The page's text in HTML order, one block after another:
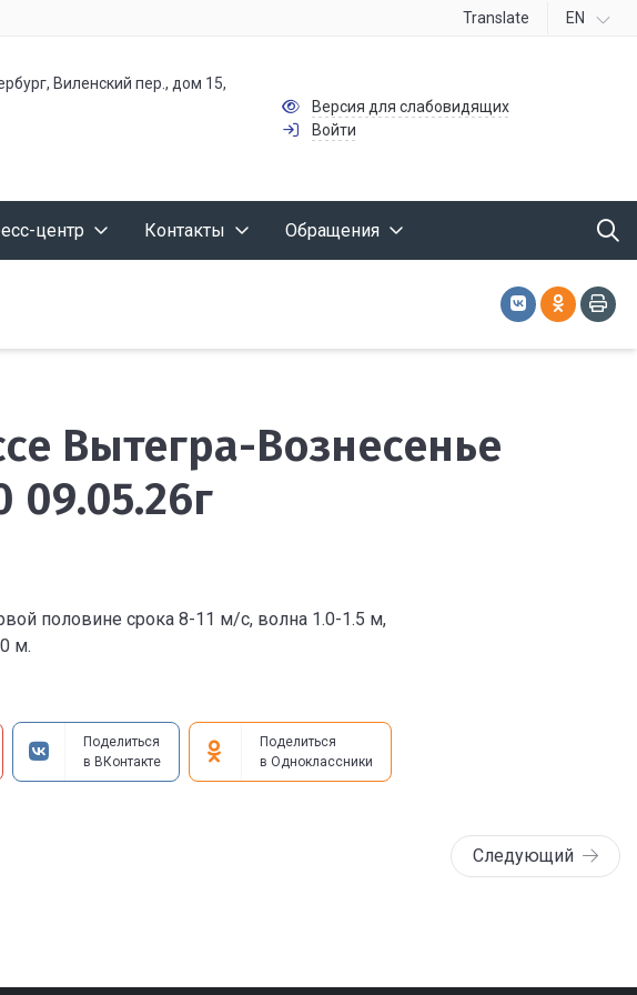
Translate EN
Виленский пер., дом 15,
Версия для слабовидящих
Войти
центр Контакты Обращения
Вытегра-Вознесенье
09.05.26г
половине срока 8-11 м/с, волна 1.0-1.5 м,
м.
Поделиться
в ВКонтакте
Поделиться
в Одноклассники
Следующий